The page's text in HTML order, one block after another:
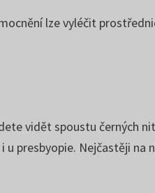
lze vyléčit
vidět spoustu černých
presbyopie. Nejčastěji na